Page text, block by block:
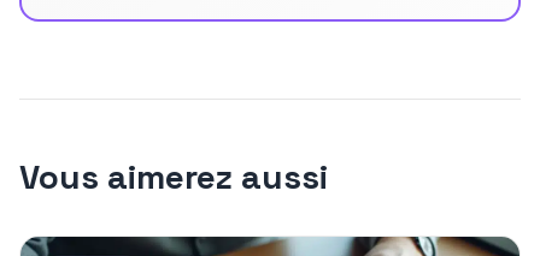
Vous aimerez aussi